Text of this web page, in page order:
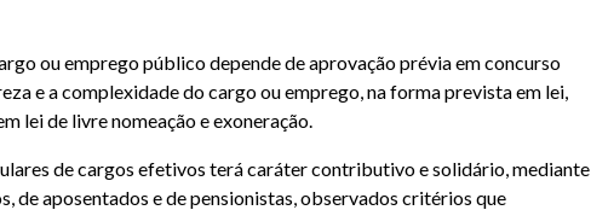
ou emprego público depende de aprovação prévia em concurso
e a complexidade do cargo ou emprego, na forma prevista em lei,
lei de livre nomeação e exoneração.
de cargos efetivos terá caráter contributivo e solidário, mediante
aposentados e de pensionistas, observados critérios que